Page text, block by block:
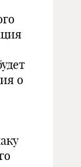
о